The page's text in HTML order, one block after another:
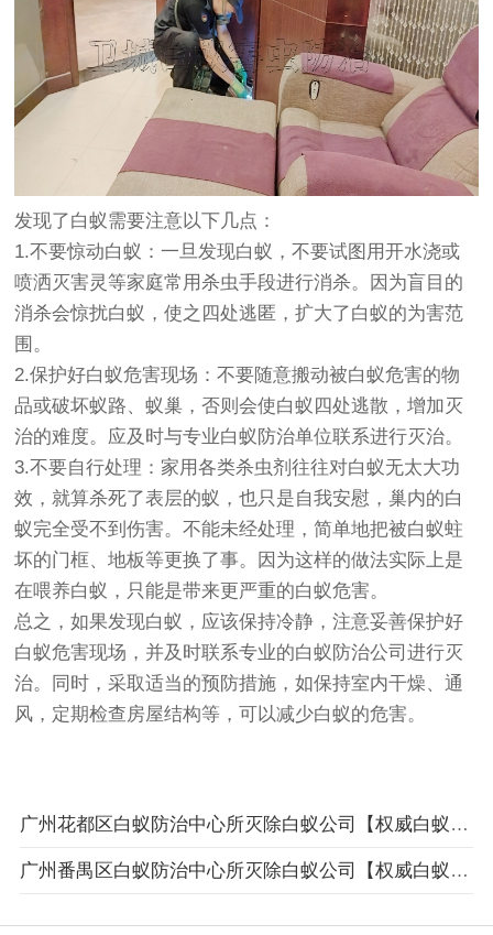
发现了白蚁需要注意以下几点：
1.不要惊动白蚁：一旦发现白蚁，不要试图用开水浇或
喷洒灭害灵等家庭常用杀虫手段进行消杀。因为盲目的
消杀会惊扰白蚁，使之四处逃匿，扩大了白蚁的为害范
围。
2.保护好白蚁危害现场：不要随意搬动被白蚁危害的物
品或破坏蚁路、蚁巢，否则会使白蚁四处逃散，增加灭
治的难度。应及时与专业白蚁防治单位联系进行灭治。
3.不要自行处理：家用各类杀虫剂往往对白蚁无太大功
效，就算杀死了表层的蚁，也只是自我安慰，巢内的白
蚁完全受不到伤害。不能未经处理，简单地把被白蚁蛀
坏的门框、地板等更换了事。因为这样的做法实际上是
在喂养白蚁，只能是带来更严重的白蚁危害。
总之，如果发现白蚁，应该保持冷静，注意妥善保护好
白蚁危害现场，并及时联系专业的白蚁防治公司进行灭
治。同时，采取适当的预防措施，如保持室内干燥、通
风，定期检查房屋结构等，可以减少白蚁的危害。
广州花都区白蚁防治中心所灭除白蚁公司【权威白蚁防治机构】携高端白蚁检测设备上门检查灭治
广州番禺区白蚁防治中心所灭除白蚁公司【权威白蚁防治机构】携高端白蚁检测设备上门检查灭治